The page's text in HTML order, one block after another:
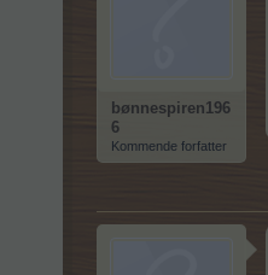
bønnespiren196
6
Kommende forfatter